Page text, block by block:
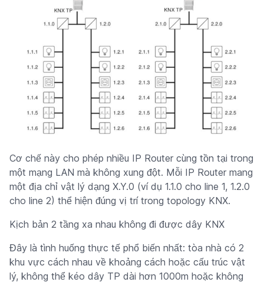
Cơ chế này cho phép nhiều IP Router cùng tồn tại trong
một mạng LAN mà không xung đột. Mỗi IP Router mang
một địa chỉ vật lý dạng X.Y.0 (ví dụ 1.1.0 cho line 1, 1.2.0
cho line 2) thể hiện đúng vị trí trong topology KNX.
Kịch bản 2 tầng xa nhau không đi được dây KNX
Đây là tình huống thực tế phổ biến nhất: tòa nhà có 2
khu vực cách nhau về khoảng cách hoặc cấu trúc vật
lý, không thể kéo dây TP dài hơn 1000m hoặc không